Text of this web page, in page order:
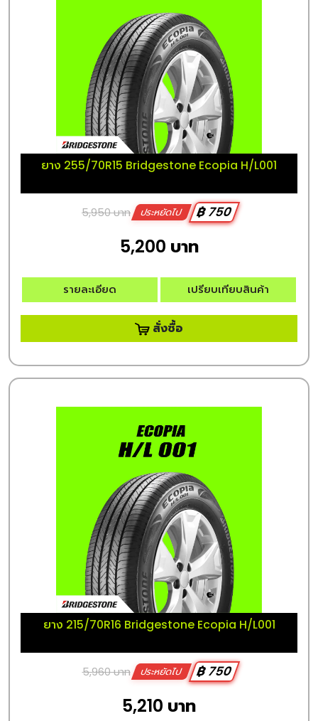
ยาง 255/70R15 Bridgestone Ecopia H/L001
5,950 บาท ประหยัดไป ฿ 750
5,200 บาท
รายละเอียด เปรียบเทียบสินค้า
สั่งซื้อ
ยาง 215/70R16 Bridgestone Ecopia H/L001
5,960 บาท ประหยัดไป ฿ 750
5,210 บาท